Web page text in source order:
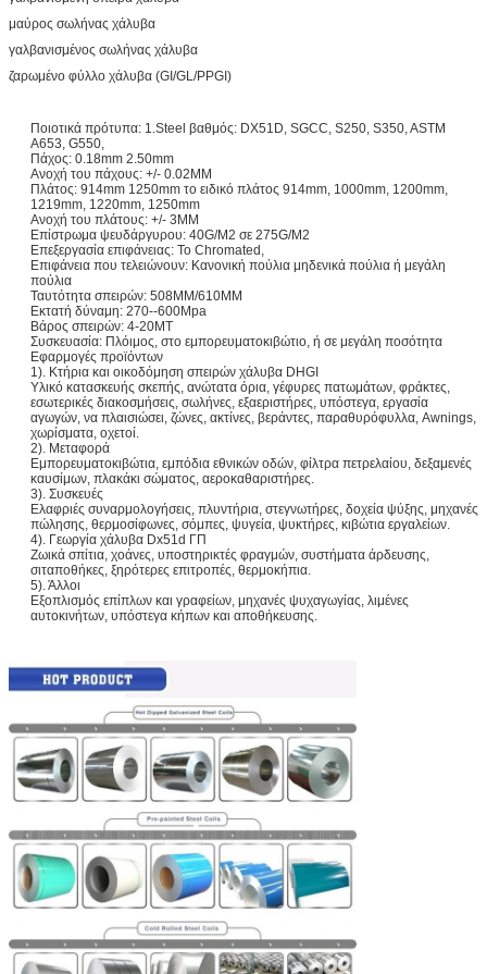
μαύρος σωλήνας χάλυβα
γαλβανισμένος σωλήνας χάλυβα
ζαρωμένο φύλλο χάλυβα (GI/GL/PPGI)
Ποιοτικά πρότυπα: 1.Steel βαθμός: DX51D, SGCC, S250, S350, ASTM
A653, G550,
Πάχος: 0.18mm 2.50mm
Ανοχή του πάχους: +/- 0.02MM
Πλάτος: 914mm 1250mm το ειδικό πλάτος 914mm, 1000mm, 1200mm,
1219mm, 1220mm, 1250mm
Ανοχή του πλάτους: +/- 3MM
Επίστρωμα ψευδάργυρου: 40G/M2 σε 275G/M2
Επεξεργασία επιφάνειας: Το Chromated,
Επιφάνεια που τελειώνουν: Κανονική πούλια μηδενικά πούλια ή μεγάλη
πούλια
Ταυτότητα σπειρών: 508MM/610MM
Εκτατή δύναμη: 270--600Mpa
Βάρος σπειρών: 4-20MT
Συσκευασία: Πλόιμος, στο εμπορευματοκιβώτιο, ή σε μεγάλη ποσότητα
Εφαρμογές προϊόντων
1). Κτήρια και οικοδόμηση σπειρών χάλυβα DHGI
Υλικό κατασκευής σκεπής, ανώτατα όρια, γέφυρες πατωμάτων, φράκτες,
εσωτερικές διακοσμήσεις, σωλήνες, εξαεριστήρες, υπόστεγα, εργασία
αγωγών, να πλαισιώσει, ζώνες, ακτίνες, βεράντες, παραθυρόφυλλα, Awnings,
χωρίσματα, οχετοί.
2). Μεταφορά
Εμπορευματοκιβώτια, εμπόδια εθνικών οδών, φίλτρα πετρελαίου, δεξαμενές
καυσίμων, πλακάκι σώματος, αεροκαθαριστήρες.
3). Συσκευές
Ελαφριές συναρμολογήσεις, πλυντήρια, στεγνωτήρες, δοχεία ψύξης, μηχανές
πώλησης, θερμοσίφωνες, σόμπες, ψυγεία, ψυκτήρες, κιβώτια εργαλείων.
4). Γεωργία χάλυβα Dx51d ΓΠ
Ζωικά σπίτια, χοάνες, υποστηρικτές φραγμών, συστήματα άρδευσης,
σιταποθήκες, ξηρότερες επιτροπές, θερμοκήπια.
5). Άλλοι
Εξοπλισμός επίπλων και γραφείων, μηχανές ψυχαγωγίας, λιμένες
αυτοκινήτων, υπόστεγα κήπων και αποθήκευσης.